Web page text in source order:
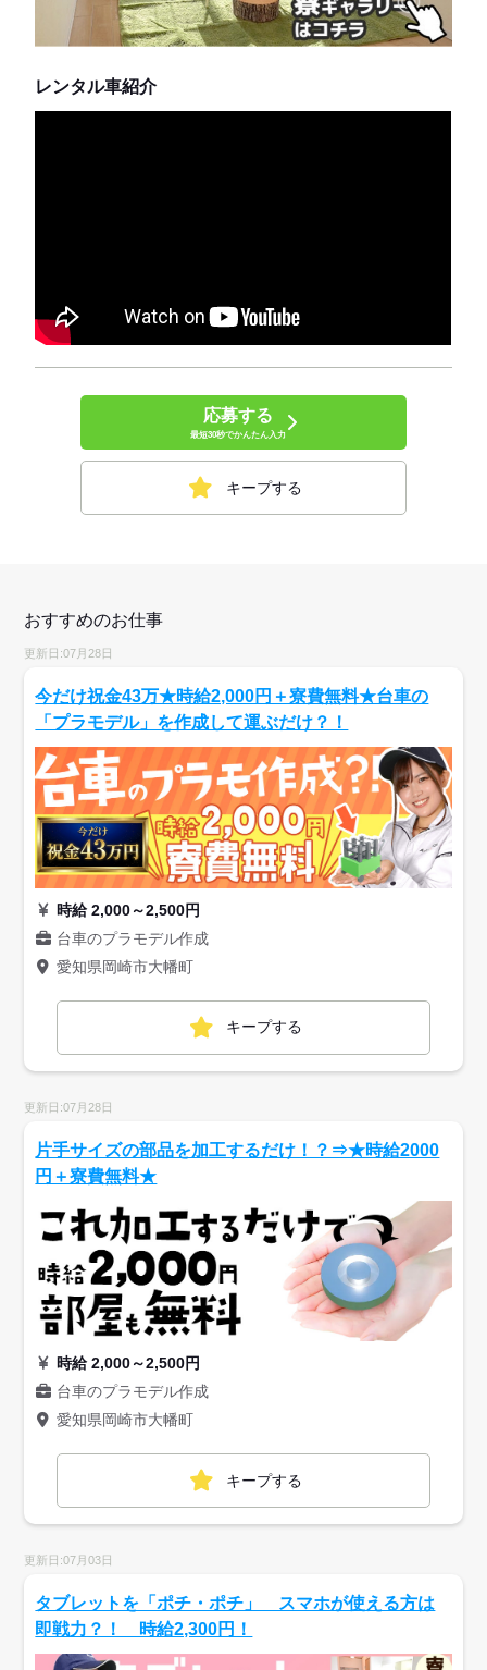
レンタル車紹介
応募する
最短30秒でかんたん入力
キープする
おすすめのお仕事
更新日:07月28日
今だけ祝金43万★時給2,000円＋寮費無料★台車の
「プラモデル」を作成して運ぶだけ？！
時給 2,000～2,500円
台車のプラモデル作成
愛知県岡崎市大幡町
キープする
更新日:07月28日
片手サイズの部品を加工するだけ！？⇒★時給2000
円＋寮費無料★
時給 2,000～2,500円
台車のプラモデル作成
愛知県岡崎市大幡町
キープする
更新日:07月03日
タブレットを「ポチ・ポチ」 スマホが使える方は
即戦力？！ 時給2,300円！